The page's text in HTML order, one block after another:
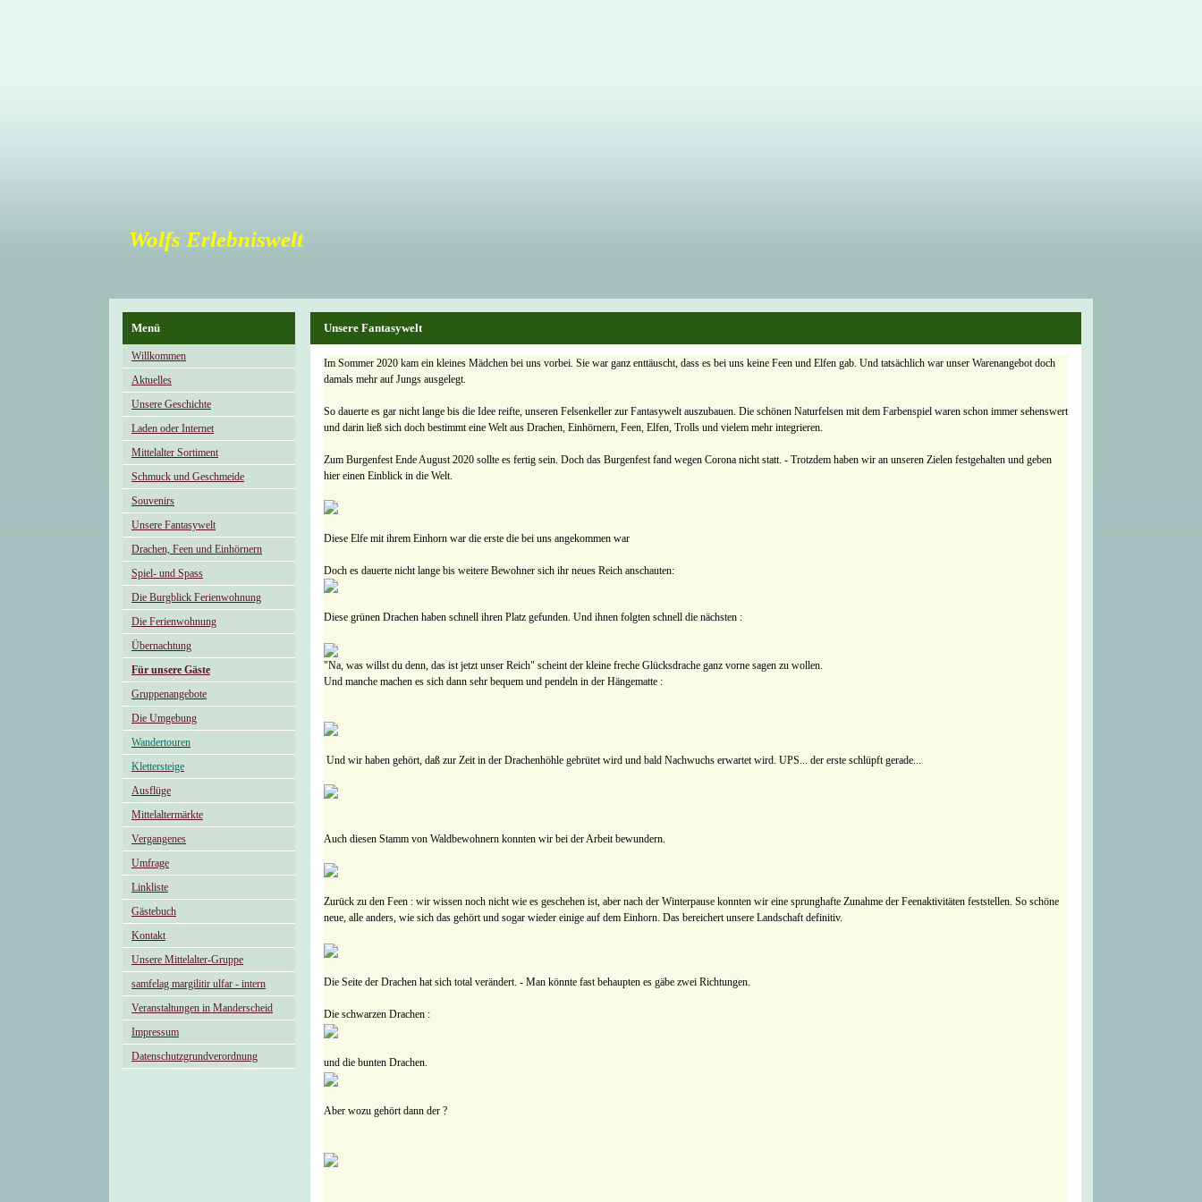
Wolfs Erlebniswelt
Menü
Willkommen
Aktuelles
Unsere Geschichte
Laden oder Internet
Mittelalter Sortiment
Schmuck und Geschmeide
Souvenirs
Unsere Fantasywelt
Drachen, Feen und Einhörnern
Spiel- und Spass
Die Burgblick Ferienwohnung
Die Ferienwohnung
Übernachtung
Für unsere Gäste
Gruppenangebote
Die Umgebung
Wandertouren
Klettersteige
Ausflüge
Mittelaltermärkte
Vergangenes
Umfrage
Linkliste
Gästebuch
Kontakt
Unsere Mittelalter-Gruppe
samfelag margilitir ulfar - intern
Veranstaltungen in Manderscheid
Impressum
Datenschutzgrundverordnung
Unsere Fantasywelt
Im Sommer 2020 kam ein kleines Mädchen bei uns vorbei. Sie war ganz enttäuscht, dass es bei uns keine Feen und Elfen gab. Und tatsächlich war unser Warenangebot doch
damals mehr auf Jungs ausgelegt.
So dauerte es gar nicht lange bis die Idee reifte, unseren Felsenkeller zur Fantasywelt auszubauen. Die schönen Naturfelsen mit dem Farbenspiel waren schon immer sehenswert
und darin ließ sich doch bestimmt eine Welt aus Drachen, Einhörnern, Feen, Elfen, Trolls und vielem mehr integrieren.
Zum Burgenfest Ende August 2020 sollte es fertig sein. Doch das Burgenfest fand wegen Corona nicht statt. - Trotzdem haben wir an unseren Zielen festgehalten und geben
hier einen Einblick in die Welt.
Diese Elfe mit ihrem Einhorn war die erste die bei uns angekommen war
Doch es dauerte nicht lange bis weitere Bewohner sich ihr neues Reich anschauten:
Diese grünen Drachen haben schnell ihren Platz gefunden. Und ihnen folgten schnell die nächsten :
"Na, was willst du denn, das ist jetzt unser Reich" scheint der kleine freche Glücksdrache ganz vorne sagen zu wollen.
Und manche machen es sich dann sehr bequem und pendeln in der Hängematte :
Und wir haben gehört, daß zur Zeit in der Drachenhöhle gebrütet wird und bald Nachwuchs erwartet wird. UPS... der erste schlüpft gerade...
Auch diesen Stamm von Waldbewohnern konnten wir bei der Arbeit bewundern.
Zurück zu den Feen : wir wissen noch nicht wie es geschehen ist, aber nach der Winterpause konnten wir eine sprunghafte Zunahme der Feenaktivitäten feststellen. So schöne
neue, alle anders, wie sich das gehört und sogar wieder einige auf dem Einhorn. Das bereichert unsere Landschaft definitiv.
Die Seite der Drachen hat sich total verändert. - Man könnte fast behaupten es gäbe zwei Richtungen.
Die schwarzen Drachen :
und die bunten Drachen.
Aber wozu gehört dann der ?